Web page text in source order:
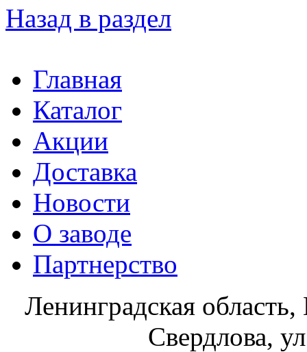
Назад в раздел
Главная
Каталог
Акции
Доставка
Новости
О заводе
Партнерство
Ленинградская
Свердлова,